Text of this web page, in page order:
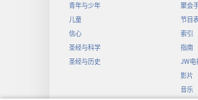
青年与少年
儿童
信心
圣经与科学
圣经与历史
聚会
节目
索引
指南
JW电
影片
音乐